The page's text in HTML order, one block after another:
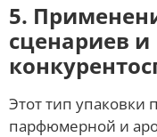
5.
сценариев и
Этот тип упаковки
парфюмерной и